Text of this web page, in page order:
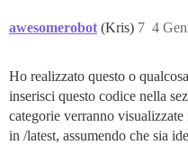
awesomerobot (Kris) 4
7
Ho realizzato questo o
inserisci questo codice nella
categorie verranno
in /latest, assumendo che sia